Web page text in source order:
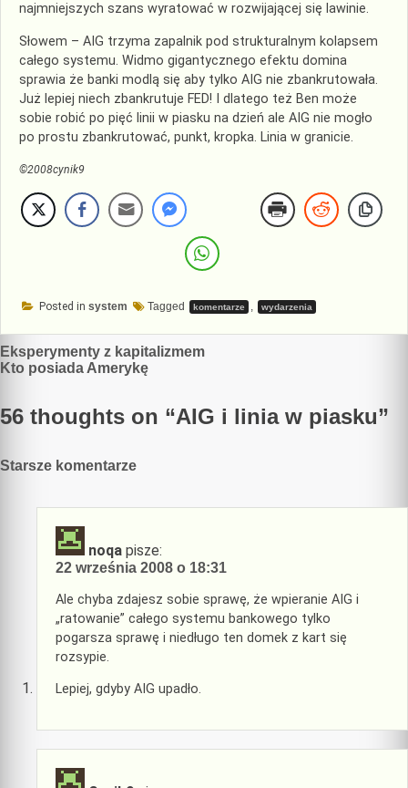
najmniejszych szans wyratować w rozwijającej się lawinie.
Słowem – AIG trzyma zapalnik pod strukturalnym kolapsem
całego systemu. Widmo gigantycznego efektu domina
sprawia że banki modlą się aby tylko AIG nie zbankrutowała.
Już lepiej niech zbankrutuje FED! I dlatego też Ben może
sobie robić po pięć linii w piasku na dzień ale AIG nie mogło
po prostu zbankrutować, punkt, kropka. Linia w granicie.
©2008cynik9
Posted in system Tagged komentarze , wydarzenia
Nawigacja
wpisu
Eksperymenty z kapitalizmem
Kto posiada Amerykę
56 thoughts on “AIG i linia w piasku”
Nawigacja
Starsze komentarze
noqa pisze:
22 września 2008 o 18:31
Ale chyba zdajesz sobie sprawę, że wpieranie AIG i
„ratowanie” całego systemu bankowego tylko
pogarsza sprawę i niedługo ten domek z kart się
rozsypie.
Lepiej, gdyby AIG upadło.